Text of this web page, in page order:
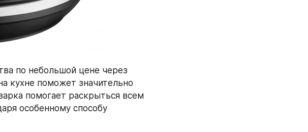
по небольшой цене через
кухне поможет значительно
помогает раскрыться всем
особенному способу